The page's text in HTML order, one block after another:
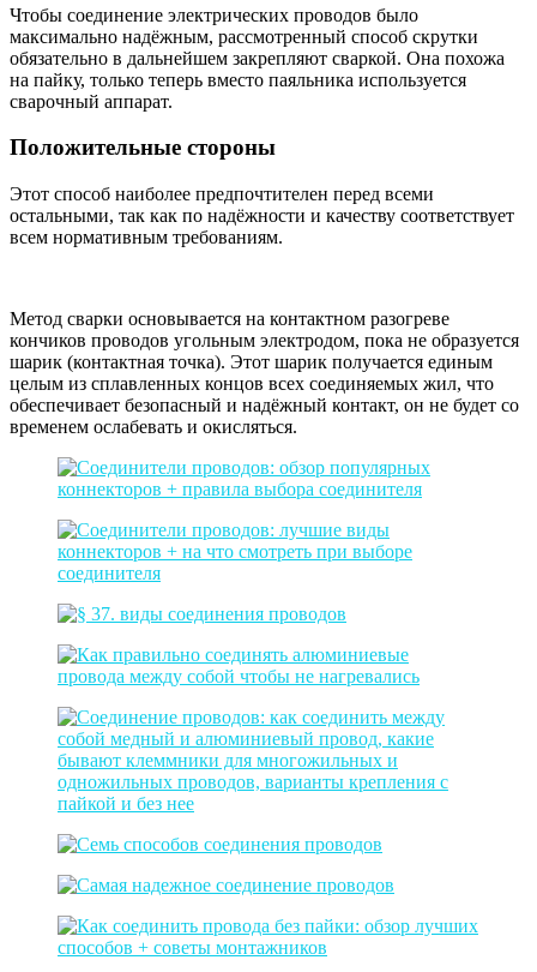
Чтобы соединение электрических проводов было
максимально надёжным, рассмотренный способ скрутки
обязательно в дальнейшем закрепляют сваркой. Она похожа
на пайку, только теперь вместо паяльника используется
сварочный аппарат.
Положительные стороны
Этот способ наиболее предпочтителен перед всеми
остальными, так как по надёжности и качеству соответствует
всем нормативным требованиям.
Метод сварки основывается на контактном разогреве
кончиков проводов угольным электродом, пока не образуется
шарик (контактная точка). Этот шарик получается единым
целым из сплавленных концов всех соединяемых жил, что
обеспечивает безопасный и надёжный контакт, он не будет со
временем ослабевать и окисляться.